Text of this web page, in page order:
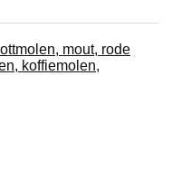
mout, rode
koffiemolen,